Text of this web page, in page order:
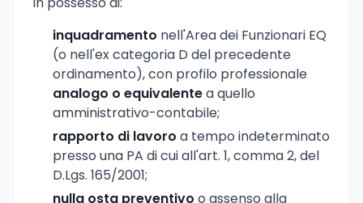
inquadramento nell'Area dei Funzionari EQ
(o nell'ex categoria D del precedente
ordinamento), con profilo professionale
analogo o equivalentea quello
amministrativo-contabile;
rapporto di lavoro a tempo indeterminato
presso una PA di cui all'art. 1, comma 2, del
D.Lgs. 165/2001;
nulla osta preventivo o assenso alla